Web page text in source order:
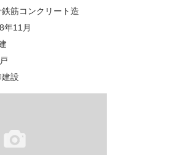
筋コンクリート造
年11月
設